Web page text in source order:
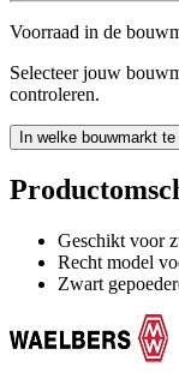
Voorraad in de
Selecteer jouw
controleren.
In welke bouwmarkt
Geschikt voor
Recht model
Zwart